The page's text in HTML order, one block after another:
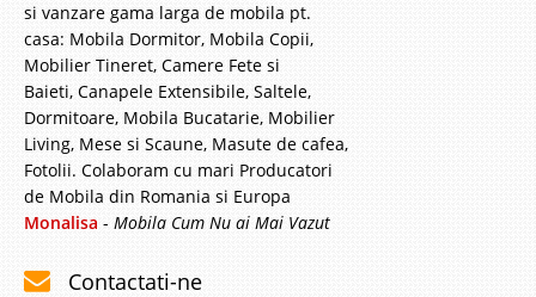
si vanzare gama larga de mobila pt.
casa: Mobila Dormitor, Mobila Copii,
Mobilier Tineret, Camere Fete si
Baieti, Canapele Extensibile, Saltele,
Dormitoare, Mobila Bucatarie, Mobilier
Living, Mese si Scaune, Masute de cafea,
Fotolii. Colaboram cu mari Producatori
de Mobila din Romania si Europa
Monalisa - Mobila Cum Nu ai Mai Vazut
Contactati-ne